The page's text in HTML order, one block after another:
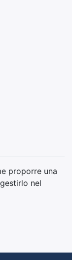
proporre una
nel